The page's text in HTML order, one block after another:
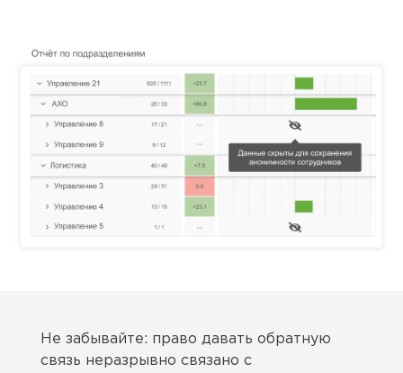
Не забывайте: право давать обратную
связь неразрывно связано с